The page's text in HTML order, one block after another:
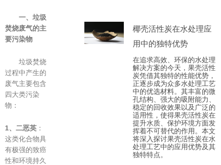
一、垃圾
焚烧废气的主
要污染物
垃圾焚烧
过程中产生的
废气主要包含
四大类污染
物：
1、 二恶英 ：
这类化合物具
有极强的致癌
性和环境持久
椰壳活性炭在水处理应
用中的独特优势
在追求高效、环保的水处理
解决方案的今天，果壳活性
炭凭借其独特的性能优势，
正逐步成为众多水处理工艺
中的优选材料。其丰富的微
孔结构、强大的吸附能力、
稳定的回收效果以及广泛的
适用性，使得果壳活性炭在
提升水质、保护环境方面发
挥着不可替代的作用。本文
将深入探讨果壳活性炭在水
处理工艺中的应用优势及其
独特特点。